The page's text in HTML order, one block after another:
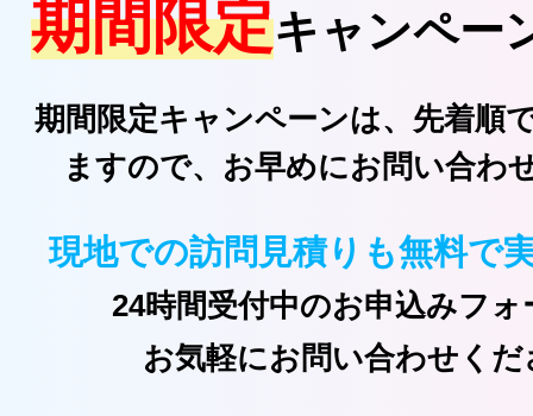
期間限定キャンペー
期間限定キャンペーンは、先着順
ますので、お早めにお問い合わ
現地での訪問見積りも無料で
24時間受付中のお申込みフォ
お気軽にお問い合わせくだ